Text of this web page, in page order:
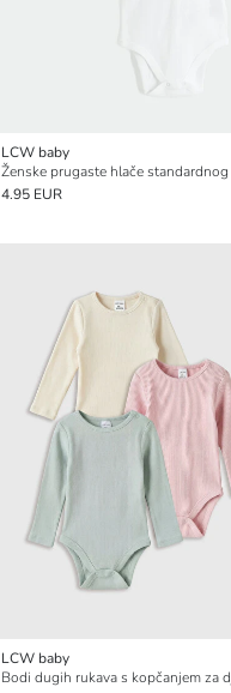
LCW baby
Ženske prugaste hlače
4.95 EUR
LCW baby